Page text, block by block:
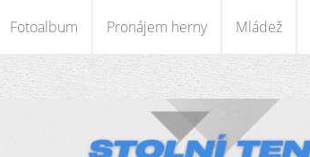
Fotoalbum Pronájem herny Mládež